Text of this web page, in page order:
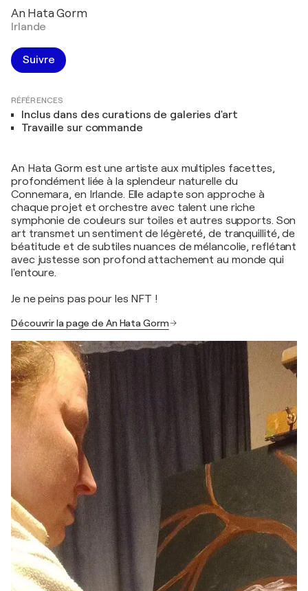
An Hata Gorm
Irlande
Suivre
RÉFÉRENCES
Inclus dans des curations de galeries d'art
Travaille sur commande
An Hata Gorm est une artiste aux multiples facettes,
profondément liée à la splendeur naturelle du
Connemara, en Irlande. Elle adapte son approche à
chaque projet et orchestre avec talent une riche
symphonie de couleurs sur toiles et autres supports. Son
art transmet un sentiment de légèreté, de tranquillité, de
béatitude et de subtiles nuances de mélancolie, reflétant
avec justesse son profond attachement au monde qui
l'entoure.
Je ne peins pas pour les NFT !
Découvrir la page de An Hata Gorm